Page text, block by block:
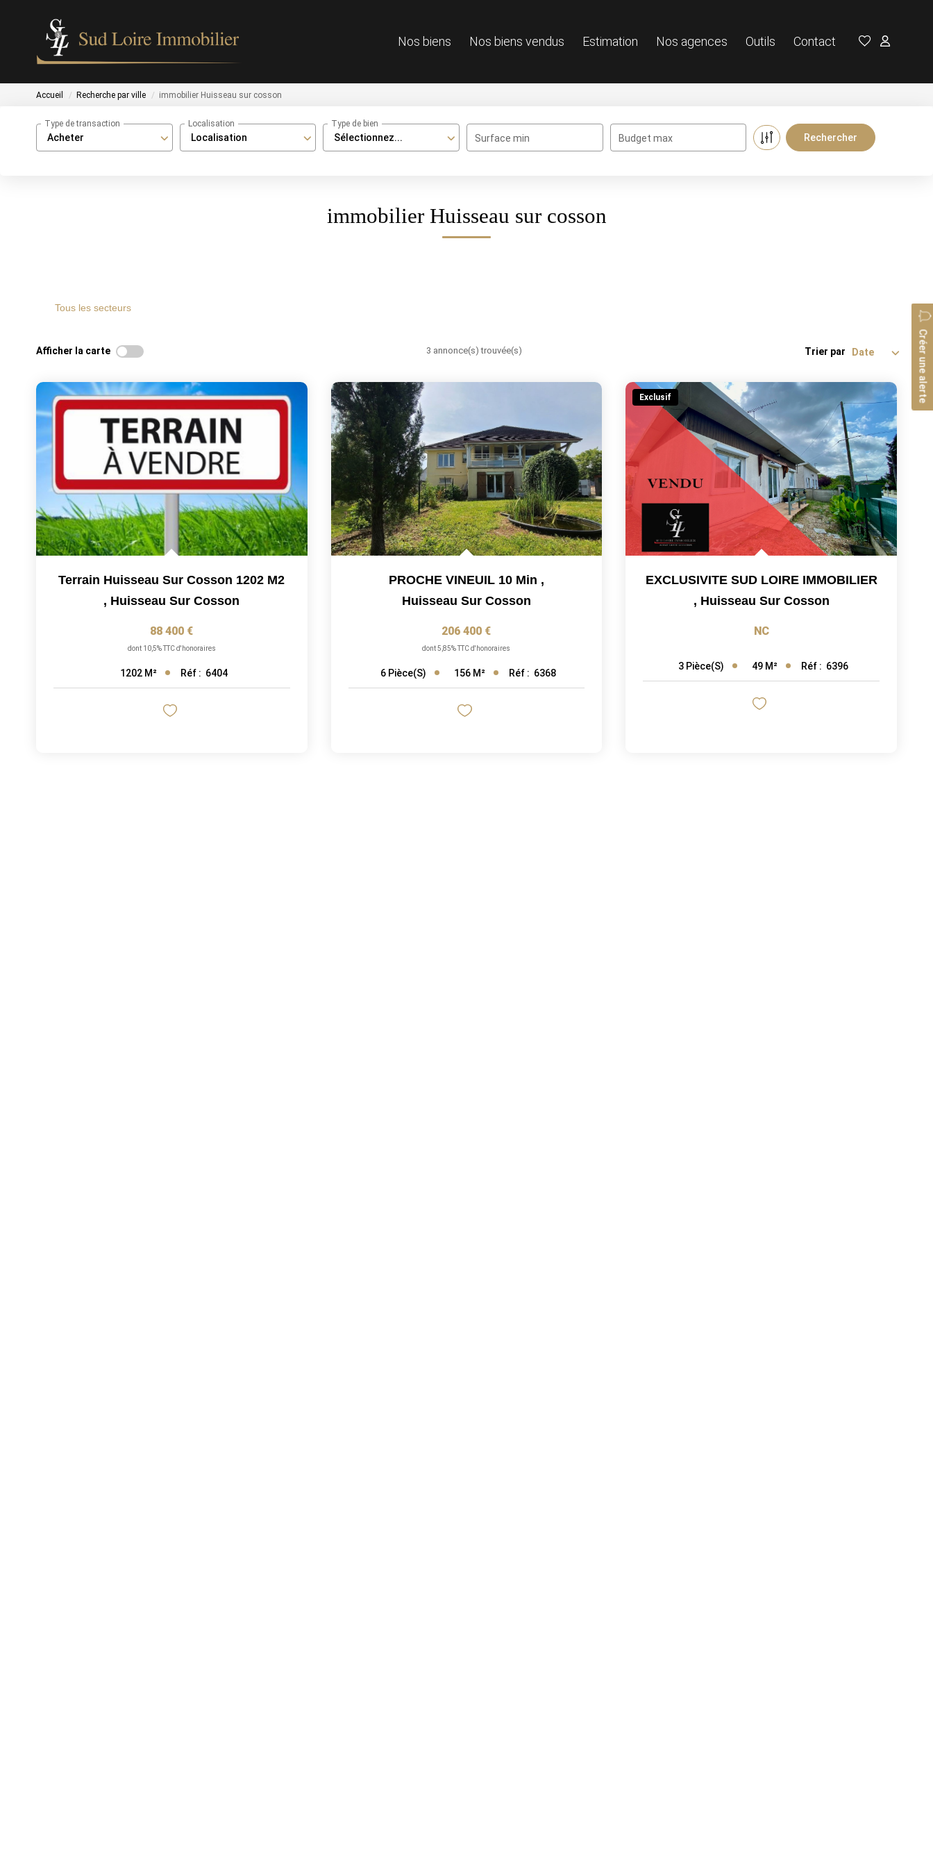
Nos biens Nos biens vendus Estimation Nos agences Outils Contact
Accueil Recherche par ville immobilier Huisseau sur cosson
Acheter
Type de transaction
Localisation
Localisation
Sélectionnez...
Type de bien
Surface min Budget max
immobilier Huisseau sur cosson
Tous les secteurs
Créer une alerte
Afficher la carte 3 annonce(s) trouvée(s) Trier par
Terrain Huisseau Sur Cosson 1202 M2
, Huisseau Sur Cosson
88 400 €
dont 10,5% TTC d'honoraires
1202 M² Réf : 6404
PROCHE VINEUIL 10 Min ,
Huisseau Sur Cosson
206 400 €
dont 5,85% TTC d'honoraires
6 Pièce(s) 156 M² Réf : 6368
Exclusif
EXCLUSIVITE SUD LOIRE IMMOBILIER
, Huisseau Sur Cosson
NC
3 Pièce(s) 49 M² Réf : 6396